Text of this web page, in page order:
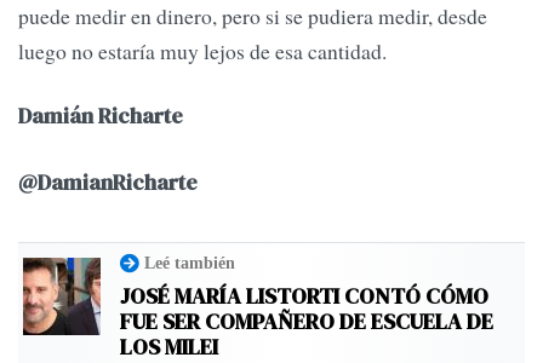
puede medir en dinero, pero si se pudiera medir, desde
luego no estaría muy lejos de esa cantidad.
Damián Richarte
@DamianRicharte
Leé también
JOSÉ MARÍA LISTORTI CONTÓ CÓMO
FUE SER COMPAÑERO DE ESCUELA DE
LOS MILEI